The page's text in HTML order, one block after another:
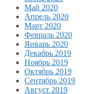
Май 2020
Апрель 2020
Март 2020
Февраль 2020
Январь 2020
Декабрь 2019
Ноябрь 2019
Октябрь 2019
Сентябрь 2019
Август 2019